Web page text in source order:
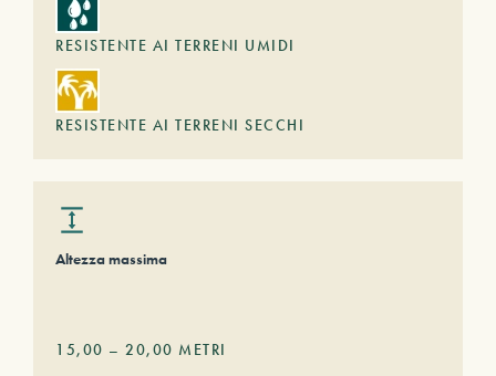
RESISTENTE AI TERRENI UMIDI
RESISTENTE AI TERRENI SECCHI
Altezza massima
15,00 – 20,00 METRI